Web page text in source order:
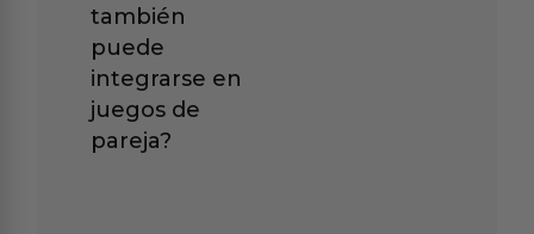
también
puede
integrarse en
juegos de
pareja?